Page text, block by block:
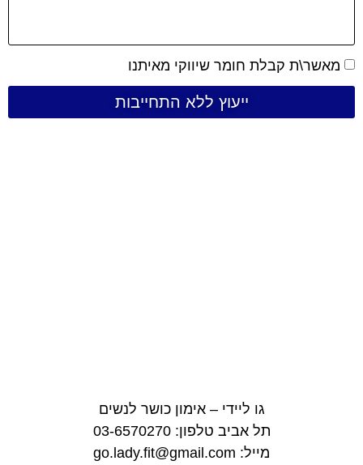
מאשר\ת קבלת חומר שיווקי מאיתנו
ייעוץ ללא התחייבות
גו ליידי – אימון כושר לנשים
תל אביב טלפון: 03-6570270
מייל: go.lady.fit@gmail.com